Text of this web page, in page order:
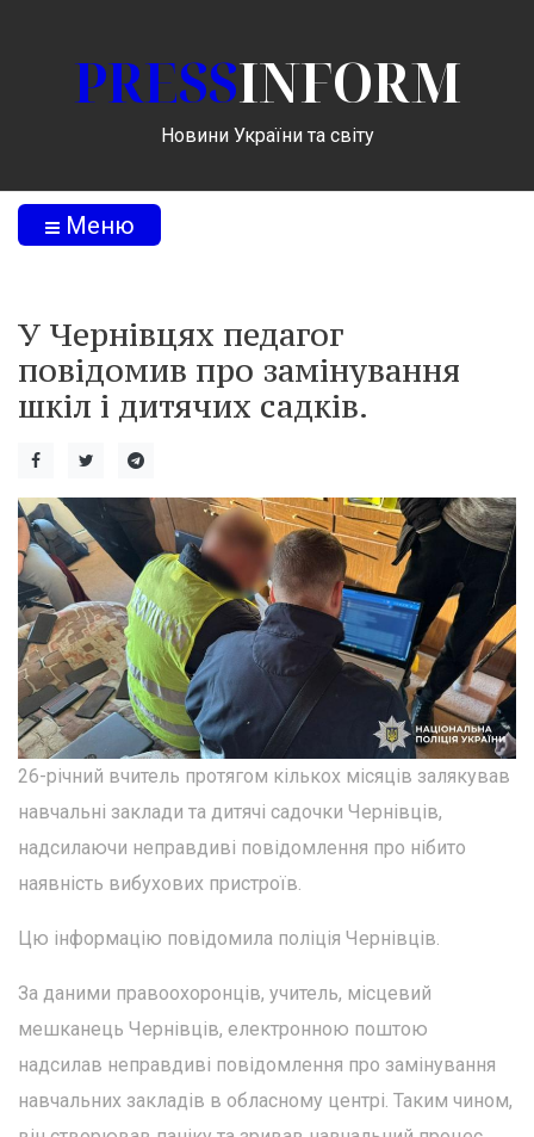
PRESSINFORM
Новини України та світу
Меню
У Чернівцях педагог
повідомив про замінування
шкіл і дитячих садків.
26-річний вчитель протягом кількох місяців залякував
навчальні заклади та дитячі садочки Чернівців,
надсилаючи неправдиві повідомлення про нібито
наявність вибухових пристроїв.
Цю інформацію повідомила поліція Чернівців.
За даними правоохоронців, учитель, місцевий
мешканець Чернівців, електронною поштою
надсилав неправдиві повідомлення про замінування
навчальних закладів в обласному центрі. Таким чином,